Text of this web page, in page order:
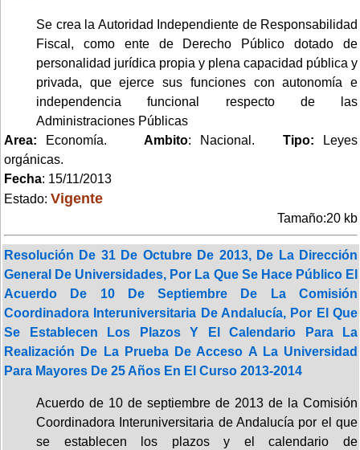
Se crea la Autoridad Independiente de Responsabilidad
Fiscal, como ente de Derecho Público dotado de
personalidad jurídica propia y plena capacidad pública y
privada, que ejerce sus funciones con autonomía e
independencia funcional respecto de las
Administraciones Públicas
Area: Economía. Ambito: Nacional. Tipo:
Leyes
orgánicas.
Fecha: 15/11/2013
Estado: Vigente
Tamaño:20 kb
Resolución De 31 De Octubre De 2013, De La Dirección
General De Universidades, Por La Que Se Hace Público El
Acuerdo De 10 De Septiembre De La Comisión
Coordinadora Interuniversitaria De Andalucía, Por El Que
Se Establecen Los Plazos Y El Calendario Para La
Realización De La Prueba De Acceso A La Universidad
Para Mayores De 25 Años En El Curso 2013-2014
Acuerdo de 10 de septiembre de 2013 de la Comisión
Coordinadora Interuniversitaria de Andalucía por el que
se establecen los plazos y el calendario de